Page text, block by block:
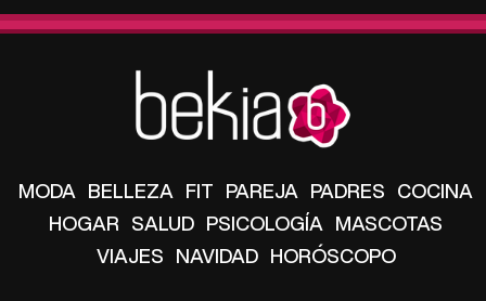
MODA BELLEZA FIT PAREJA PADRES COCINA
HOGAR SALUD PSICOLOGÍA MASCOTAS
VIAJES NAVIDAD HORÓSCOPO